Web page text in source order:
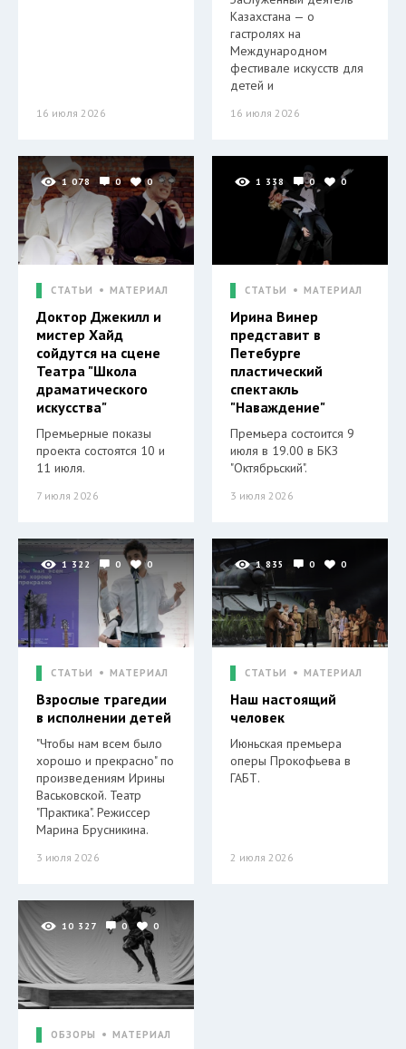
16 июля 2026
Казахстана — о
гастролях на
Международном
фестивале искусств для
детей и
16 июля 2026
1 078 0 0
СТАТЬИ МАТЕРИАЛ
Доктор Джекилл и
мистер Хайд
сойдутся на сцене
Театра "Школа
драматического
искусства"
Премьерные показы
проекта состоятся 10 и
11 июля.
7 июля 2026
1 338 0 0
СТАТЬИ МАТЕРИАЛ
Ирина Винер
представит в
Петебурге
пластический
спектакль
"Наваждение"
Премьера состоится 9
июля в 19.00 в БКЗ
"Октябрьский".
3 июля 2026
1 322 0 0
СТАТЬИ МАТЕРИАЛ
Взрослые трагедии
в исполнении детей
"Чтобы нам всем было
хорошо и прекрасно" по
произведениям Ирины
Васьковской. Театр
"Практика". Режиссер
Марина Брусникина.
3 июля 2026
1 835 0 0
СТАТЬИ МАТЕРИАЛ
Наш настоящий
человек
Июньская премьера
оперы Прокофьева в
ГАБТ.
2 июля 2026
10 327 0 0
ОБЗОРЫ МАТЕРИАЛ